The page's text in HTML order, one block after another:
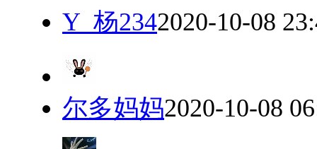
Y_杨2342020-10-08
尔多妈妈2020-10-08